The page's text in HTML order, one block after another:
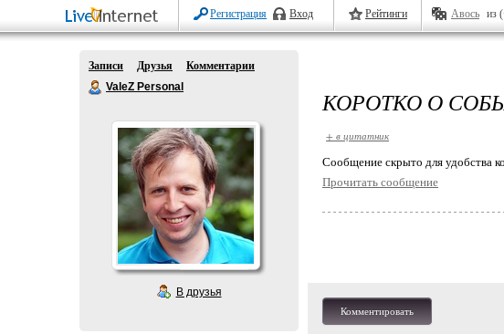
Регистрация Вход Рейтинги Авось из
Записи Друзья
Комментарии
ValeZ Personal
В друзья
КОРОТКО О
+ в цитатник
Cообщение скрыто для удобства
Прочитать сообщение
Комментировать